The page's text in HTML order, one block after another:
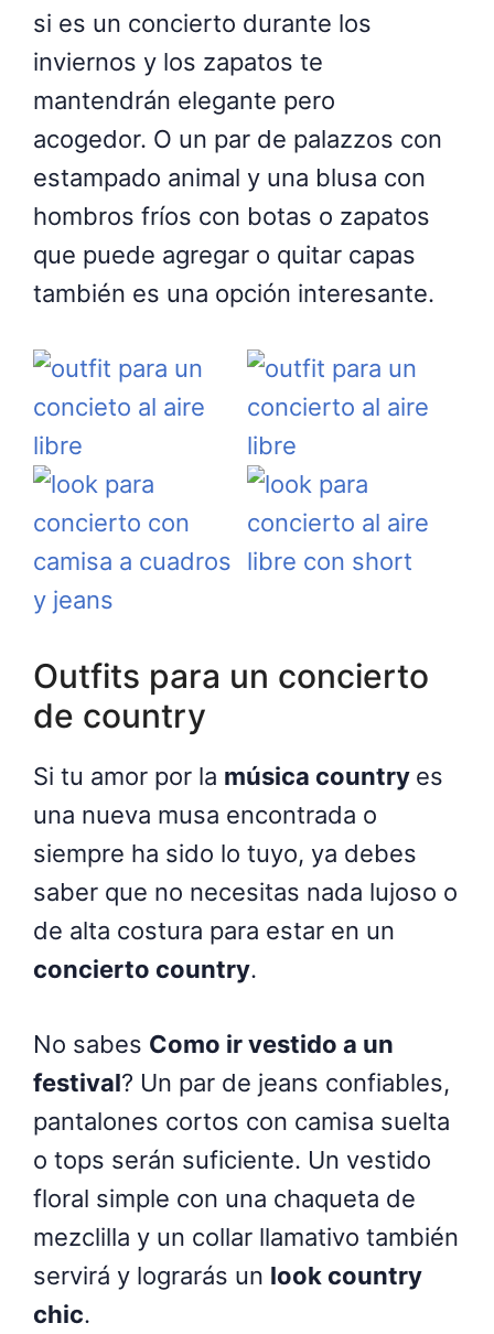
si es un concierto durante los
inviernos y los zapatos te
mantendrán elegante pero
acogedor. O un par de palazzos con
estampado animal y una blusa con
hombros fríos con botas o zapatos
que puede agregar o quitar capas
también es una opción interesante.
Outfits para un concierto
de country
Si tu amor por la música country es
una nueva musa encontrada o
siempre ha sido lo tuyo, ya debes
saber que no necesitas nada lujoso o
de alta costura para estar en un
concierto country.
No sabes Como ir vestido a un
festival? Un par de jeans confiables,
pantalones cortos con camisa suelta
o tops serán suficiente. Un vestido
floral simple con una chaqueta de
mezclilla y un collar llamativo también
servirá y lograrás un look country
chic.